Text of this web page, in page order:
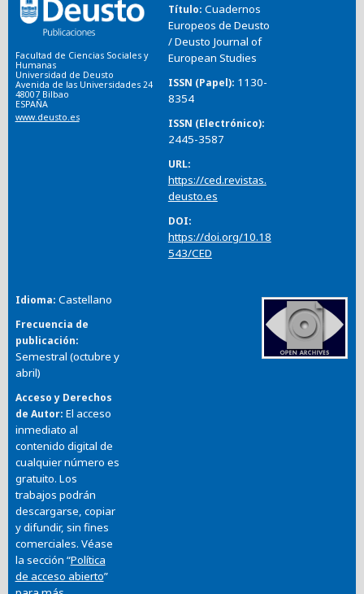
Facultad de Ciencias Sociales y
Humanas
Universidad de Deusto
Avenida de las Universidades 24
48007 Bilbao
ESPAÑA
www.deusto.es
Título Cuadernos
Europeos de Deusto
/ Deusto Journal of
European Studies
ISSN (Papel) 1130-
8354
ISSN (Electrónico)
2445-3587
URL
https://ced.revistas.
deusto.es
DOI
https://doi.org/10.18
543/CED
Idioma Castellano
Frecuencia de
publicación
Semestral (octubre y
abril)
Acceso y Derechos
de Autor El acceso
inmediato al
contenido digital de
cualquier número es
gratuito. Los
trabajos podrán
descargarse, copiar
y difundir, sin fines
comerciales. Véase
la sección “Política
de acceso abierto”